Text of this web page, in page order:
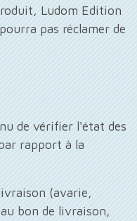
Ludom Edition
pas réclamer de
de vérifier l'état des
rapport à la
(avarie,
bon de livraison,